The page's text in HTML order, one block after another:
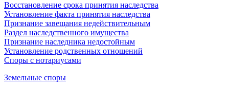
Восстановление срока принятия наследства
Установление факта принятия наследства
Признание завещания недействительным
Раздел наследственного имущества
Признание наследника недостойным
Установление родственных отношений
Споры с нотариусами
Земельные споры